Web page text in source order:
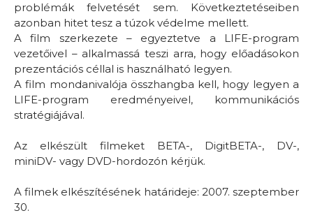
problémák felvetését sem. Következtetéseiben
azonban hitet tesz a túzok védelme mellett.
A film szerkezete – egyeztetve a LIFE-program
vezetőivel – alkalmassá teszi arra, hogy előadásokon
prezentációs céllal is használható legyen.
A film mondanivalója összhangba kell, hogy legyen a
LIFE-program eredményeivel, kommunikációs
stratégiájával.
Az elkészült filmeket BETA-, DigitBETA-, DV-,
miniDV- vagy DVD-hordozón kérjük.
A filmek elkészítésének határideje: 2007. szeptember
30.